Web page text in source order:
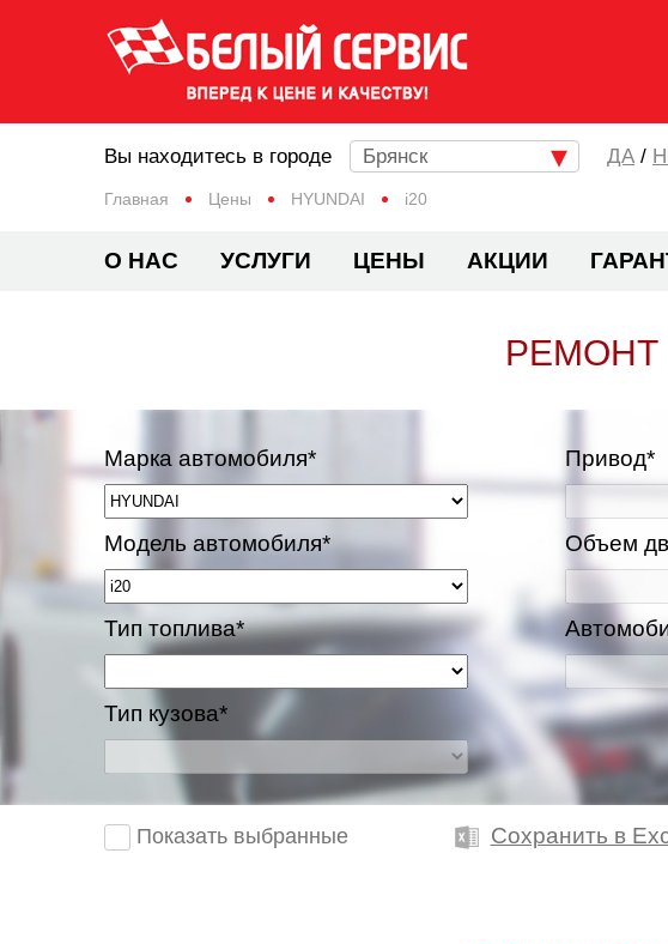
Главная Цены HYUNDAI i20
Вы находитесь в городе Брянск /
О НАС УСЛУГИ ЦЕНЫ АКЦИИ
РЕМОНТ
Марка автомобиля*
Модель автомобиля*
Тип топлива*
Тип кузова*
Привод*
Объем
Показать выбранные Сохранить в